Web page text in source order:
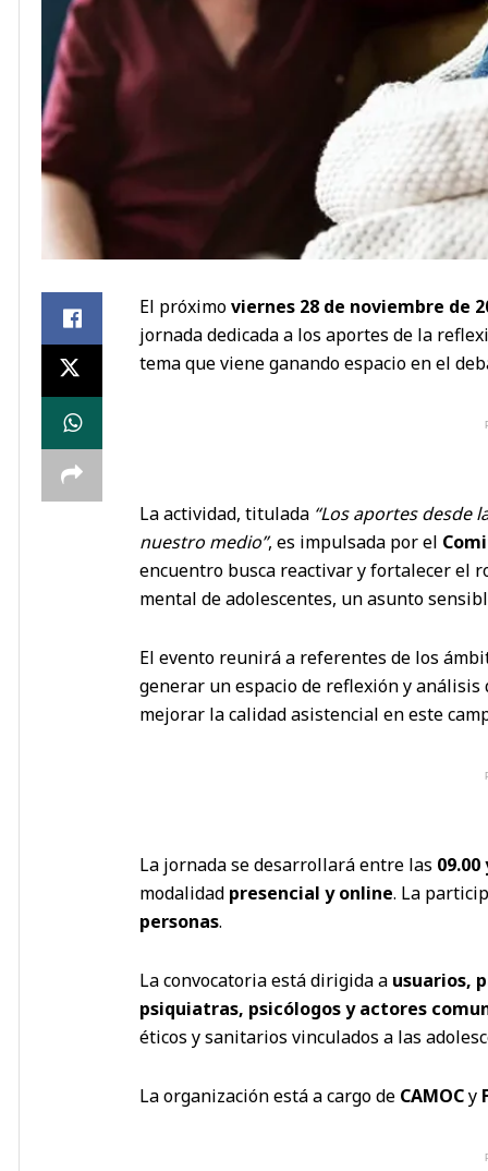
El próximoviernes 28 de noviembre de
jornada dedicada a los aportes de la
tema que viene ganando espacio en el
La actividad, titulada “Los aportes desde
nuestro medio”, es impulsada por el
encuentro busca reactivar y fortalecer el
mental de adolescentes, un asunto
El evento reunirá a referentes de los
generar un espacio de reflexión y
mejorar la calidad asistencial en este
La jornada se desarrollará entre las 09.00
modalidad presencial y online. La
personas.
La convocatoria está dirigida a usuarios,
psiquiatras, psicólogos y actores
éticos y sanitarios vinculados a las
La organización está a cargo de CAMOCy